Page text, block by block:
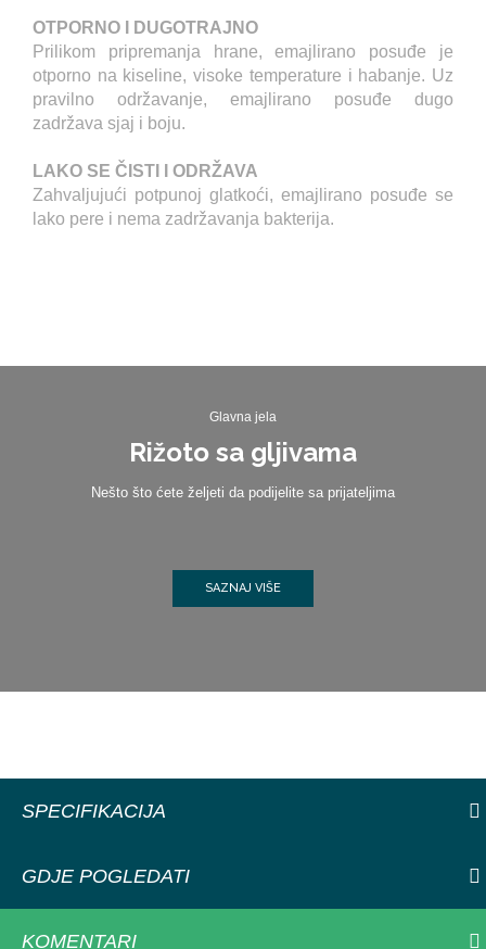
OTPORNO I DUGOTRAJNO
Prilikom pripremanja hrane, emajlirano posuđe je
otporno na kiseline, visoke temperature i habanje. Uz
pravilno održavanje, emajlirano posuđe dugo
zadržava sjaj i boju.
LAKO SE ČISTI I ODRŽAVA
Zahvaljujući potpunoj glatkoći, emajlirano posuđe se
lako pere i nema zadržavanja bakterija.
Glavna jela
Rižoto sa gljivama
Nešto što ćete željeti da podijelite sa prijateljima
SAZNAJ VIŠE
SPECIFIKACIJA
GDJE POGLEDATI
KOMENTARI